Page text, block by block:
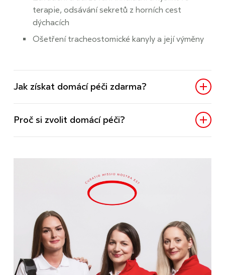
terapie, odsávání sekretů z horních cest
dýchacích
Ošetření tracheostomické kanyly a její výměny
Jak získat domácí péči zdarma?
Proč si zvolit domácí péči?